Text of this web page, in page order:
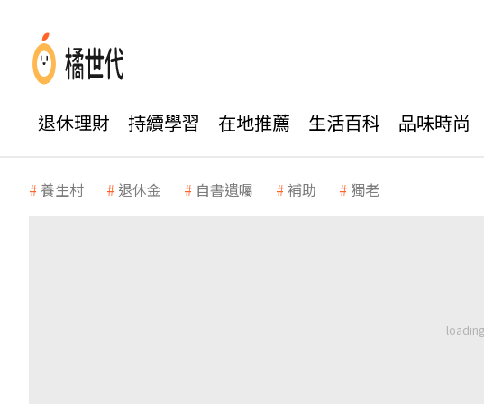
退休理財 持續學習 在地推薦 生活百科 品味時尚
養生村 退休金 自書遺囑 補助 獨老